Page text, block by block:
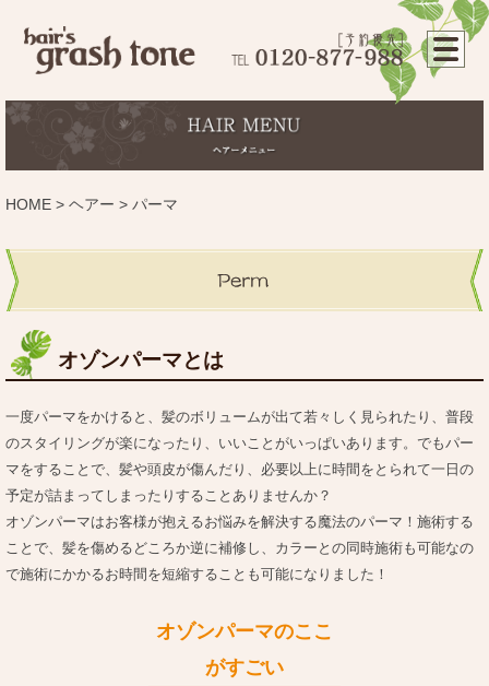
HOME > ヘアー > パーマ
オゾンパーマとは
一度パーマをかけると、髪のボリュームが出て若々しく見られたり、普段
のスタイリングが楽になったり、いいことがいっぱいあります。でもパー
マをすることで、髪や頭皮が傷んだり、必要以上に時間をとられて一日の
予定が詰まってしまったりすることありませんか？
オゾンパーマはお客様が抱えるお悩みを解決する魔法のパーマ！施術する
ことで、髪を傷めるどころか逆に補修し、カラーとの同時施術も可能なの
で施術にかかるお時間を短縮することも可能になりました！
オゾンパーマのここ
がすごい